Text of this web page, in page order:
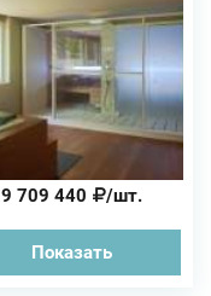
9 709 440 /шт.
Показать